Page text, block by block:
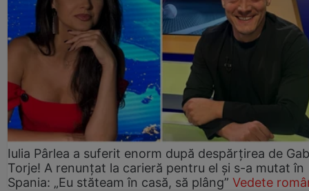
Iulia Pârlea a suferit enorm după despărțirea de
Torje! A renunțat la carieră pentru el și s-a mutat în
Spania: „Eu stăteam în casă, să plâng” Vedete